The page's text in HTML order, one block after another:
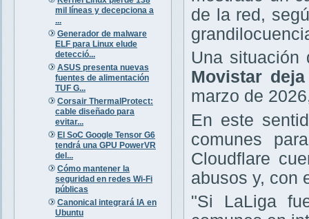
mil líneas y decepciona a
...
Generador de malware
ELF para Linux elude
detecció...
ASUS presenta nuevas
fuentes de alimentación
TUF G...
Corsair ThermalProtect:
cable diseñado para
evitar...
El SoC Google Tensor G6
tendrá una GPU PowerVR
del...
Cómo mantener la
seguridad en redes Wi-Fi
públicas
Canonical integrará IA en
Ubuntu
de la red,
Una
Movistar
marzo de
En este
comunes
Cloudflare
abusos y, con
"Si LaLiga